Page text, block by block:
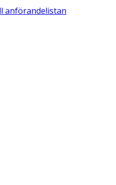
anförandelistan